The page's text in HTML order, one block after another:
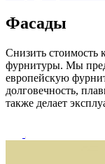
Фасады
Снизить стоимость
фурнитуры. Мы
европейскую
долговечность,
также делает